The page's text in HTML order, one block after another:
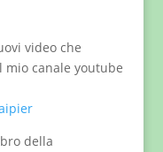
video che
mio canale youtube
della